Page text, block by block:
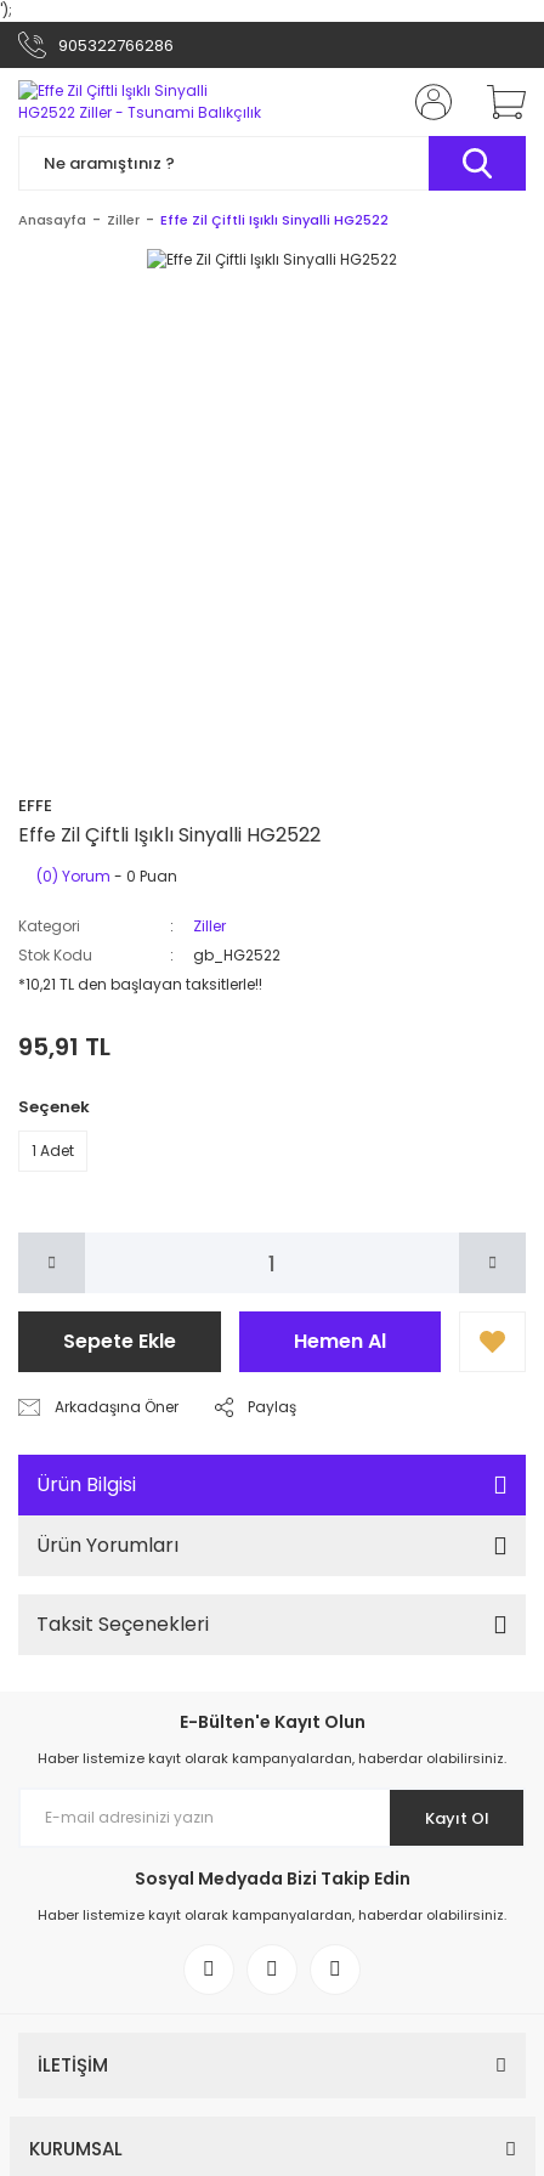
');
905322766286
Anasayfa Ziller Effe Zil Çiftli Işıklı Sinyalli HG2522
EFFE
Effe Zil Çiftli Işıklı Sinyalli HG2522
(0) Yorum - 0 Puan
Kategori
Ziller
Stok Kodu
gb_HG2522
*10,21 TL den başlayan taksitlerle!!
95,91 TL
Seçenek
1 Adet
Sepete Ekle Hemen Al
Arkadaşına Öner Paylaş
Ürün Bilgisi
Ürün Yorumları
Taksit Seçenekleri
E-Bülten'e Kayıt Olun
Haber listemize kayıt olarak kampanyalardan, haberdar olabilirsiniz.
Kayıt Ol
Sosyal Medyada Bizi Takip Edin
Haber listemize kayıt olarak kampanyalardan, haberdar olabilirsiniz.
İLETİŞİM
KURUMSAL